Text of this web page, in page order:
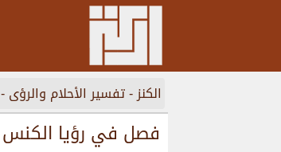
الكنز-تفسير الأحلام والرؤى-
فصل في رؤيا الكنس